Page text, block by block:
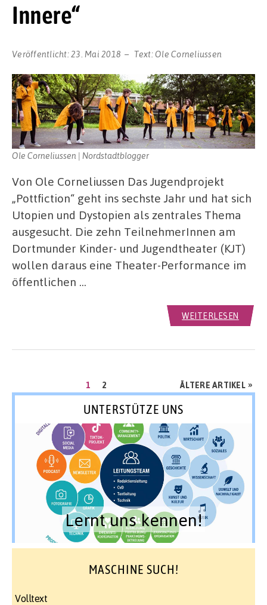
Innere“
Veröffentlicht:23. Mai 2018 Text:Ole Corneliussen
Ole Corneliussen | Nordstadtblogger
Von Ole Corneliussen Das Jugendprojekt
„Pottfiction“ geht ins sechste Jahr und hat sich
Utopien und Dystopien als zentrales Thema
ausgesucht. Die zehn TeilnehmerInnen am
Dortmunder Kinder- und Jugendtheater (KJT)
wollen daraus eine Theater-Performance im
öffentlichen …
WEITERLESEN
Seitennummerierung
Beiträge
SEITE
1 SEITE
2 ÄLTERE ARTIKEL »
UNTERSTÜTZE UNS
Lernt uns kennen!
MASCHINE SUCH!
Volltext